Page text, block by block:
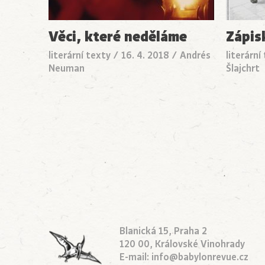
Věci, které neděláme
literární texty / 16. 4. 2018 / Andrés
Neuman
literární
Šlajchrt
Blanická 15, Praha 2
120 00, Královské Vinohrady
E-mail: info@babylonrevue.cz